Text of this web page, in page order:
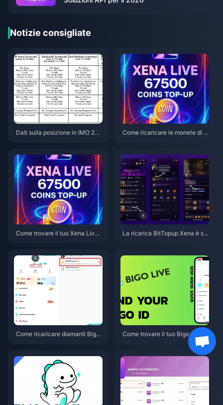
Notizie consigliate
Dati sulla posizione in IMO 202
Come ricaricare le monete di X
eniente
Come trovare il tuo Xena Live I
o
La ricarica BitTopup Xena è sic
Come ricaricare diamanti Bigo
Come trovare il tuo Bigo ID: Gui
da rapida passo dopo passo (2